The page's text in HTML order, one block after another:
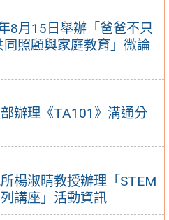
8月15日舉辦「爸爸不只
照顧與家庭教育」微論
辦理《TA101》溝通分
楊淑晴教授辦理「STEM
講座」活動資訊